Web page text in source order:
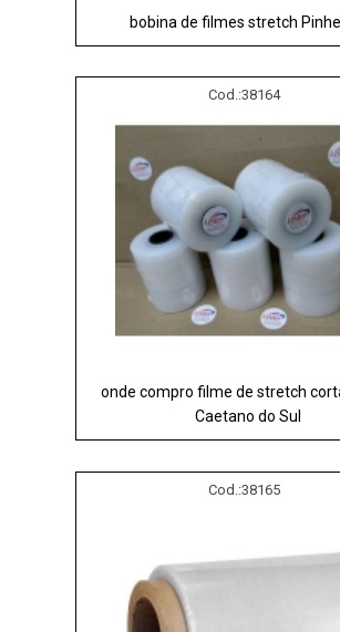
bobina de filmes stretch
Cod.:38164
onde compro filme de stretch
Caetano do Sul
Cod.:38165